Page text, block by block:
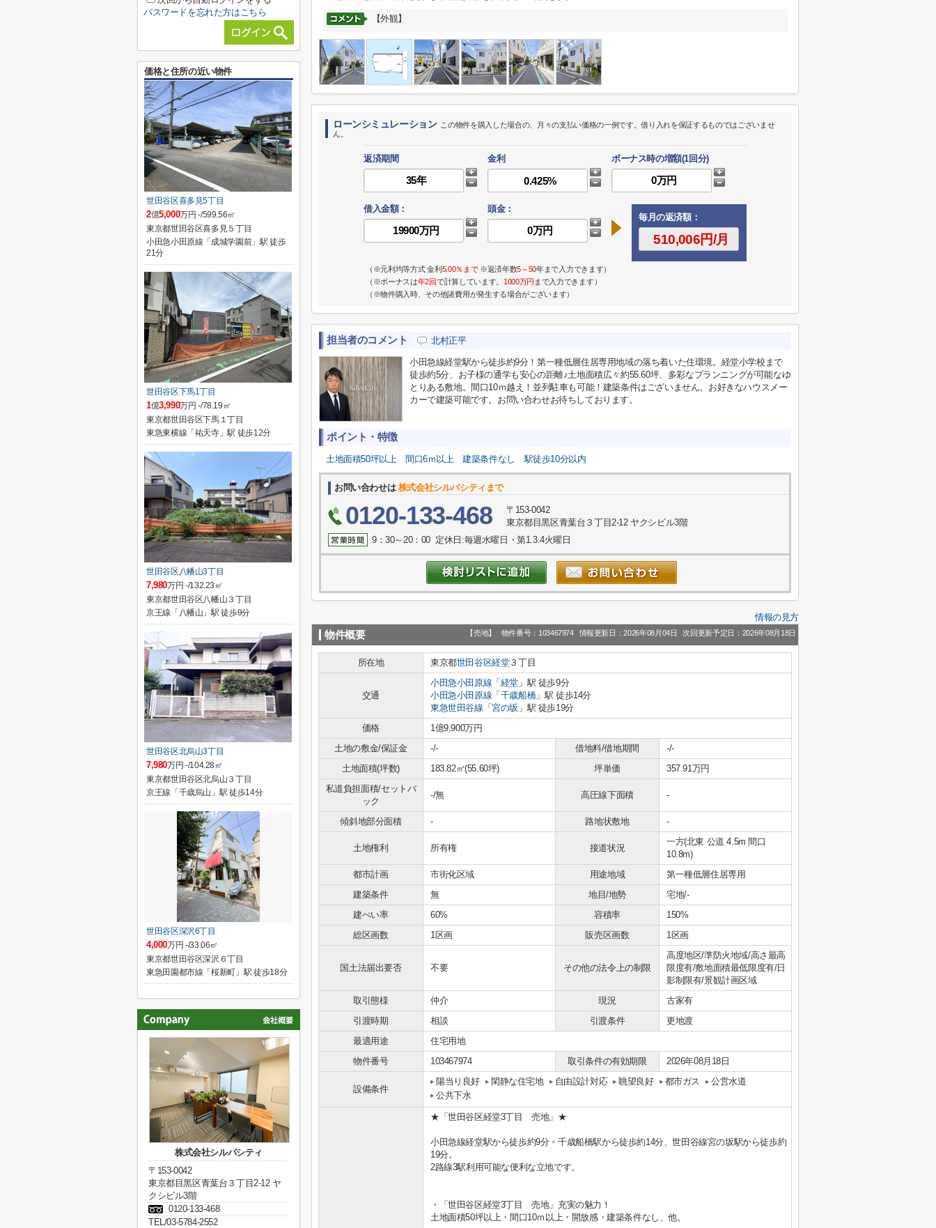
【外観】
ローンシミュレーション この物件を購入した場合の、月々の支払い価格の一例です。借り入れを保証するものではございませ
ん。
返済期間 金利 ボーナス時の増額(1回分)
借入金額：
頭金：
毎月の返済額：
（※元利均等方式 金利5.00％まで※返済年数5～50年まで入力できます）
（※ボーナスは年2回で計算しています。 1000万円 まで入力できます）
（※物件購入時、その他諸費用が発生する場合がございます）
担当者のコメント 北村正平
小田急線経堂駅から徒歩約9分！第一種低層住居専用地域の落ち着いた住環境。経堂小学校まで
徒歩約5分、お子様の通学も安心の距離♪土地面積広々約55.60坪、多彩なプランニングが可能なゆ
とりある敷地。間口10ｍ越え！並列駐車も可能！建築条件はございません。お好きなハウスメー
カーで建築可能です。お問い合わせお待ちしております。
ポイント・特徴
土地面積50坪以上 間口6ｍ以上 建築条件なし 駅徒歩10分以内
お問い合わせは 株式会社シルバシティまで
0120-133-468
〒153-0042
東京都目黒区青葉台３丁目2-12 ヤクシビル3階
9：30～20：00 定休日:毎週水曜日・第1.3.4火曜日
情報の見方
物件概要 【売地】 物件番号：103467974 情報更新日：2026年08月04日 次回更新予定日：2026年08月18日
所在地 東京都世田谷区経堂３丁目
交通
小田急小田原線 「 経堂 」駅 徒歩9分
小田急小田原線 「 千歳船橋」駅 徒歩14分
東急世田谷線 「宮の坂 」駅 徒歩19分
価格
1億9,900万円
土地の敷金/保証金
-/- 借地料/借地期間
-/-
土地面積(坪数)
183.82㎡(55.60坪) 坪単価
357.91万円
私道負担面積/セットバ
ック
-/無 高圧線下面積 -
傾斜地部分面積 - 路地状敷地 -
土地権利 所有権 接道状況
一方(北東 公道 4.5m 間口
10.8m)
都市計画
市街化区域 用途地域
第一種低層住居専用
建築条件
無 地目/地勢
宅地/-
建ぺい率
60% 容積率
150%
総区画数
1区画 販売区画数 1区画
国土法届出要否 不要 その他の法令上の制限
高度地区/準防火地域/高さ最高
限度有/敷地面積最低限度有/日
影制限有/景観計画区域
取引態様
仲介 現況
古家有
引渡時期
相談 引渡条件
更地渡
最適用途
住宅用地
物件番号
103467974 取引条件の有効期限 2026年08月18日
設備条件
陽当り良好 閑静な住宅地 自由設計対応 眺望良好 都市ガス
公営水道
公共下水
★「世田谷区経堂3丁目 売地」★
小田急線経堂駅から徒歩約9分・千歳船橋駅から徒歩約14分、世田谷線宮の坂駅から徒歩約
19分。
2路線3駅利用可能な便利な立地です。
・「世田谷区経堂3丁目 売地」充実の魅力！
土地面積50坪以上・間口10ｍ以上・開放感・建築条件なし、他。
パスワードを忘れた方はこちら
価格と住所の近い物件
世田谷区喜多見5丁目
2億5,000万円 -/599.56㎡
東京都世田谷区喜多見５丁目
小田急小田原線「成城学園前」駅 徒歩
21分
世田谷区下馬1丁目
1億3,990万円 -/78.19㎡
東京都世田谷区下馬１丁目
東急東横線「祐天寺」駅 徒歩12分
世田谷区八幡山3丁目
7,980万円 -/132.23㎡
東京都世田谷区八幡山３丁目
京王線「八幡山」駅 徒歩9分
世田谷区北烏山3丁目
7,980万円 -/104.28㎡
東京都世田谷区北烏山３丁目
京王線「千歳烏山」駅 徒歩14分
世田谷区深沢6丁目
4,000万円 -/33.06㎡
東京都世田谷区深沢６丁目
東急田園都市線「桜新町」駅 徒歩18分
株式会社シルバシティ
〒153-0042
東京都目黒区青葉台３丁目2-12 ヤ
クシビル3階
0120-133-468
TEL/03-5784-2552